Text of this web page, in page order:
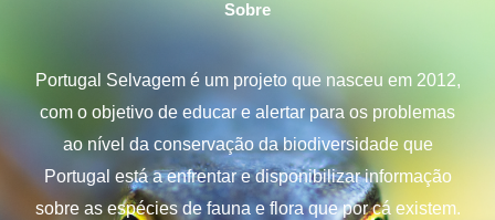
Sobre
Portugal Selvagem é um projeto que nasceu em 2012,
com o objetivo de educar e alertar para os problemas
ao nível da conservação da biodiversidade que
Portugal está a enfrentar e disponibilizar informação
sobre as espécies de fauna e flora que por cá existem.